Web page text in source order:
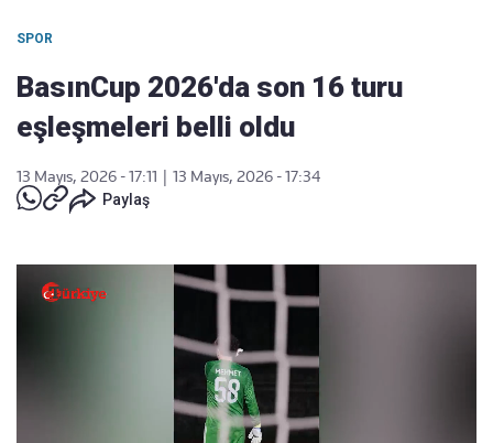
SPOR
BasınCup 2026'da son 16 turu
eşleşmeleri belli oldu
13 Mayıs, 2026 - 17:11
13 Mayıs, 2026 - 17:34
Paylaş